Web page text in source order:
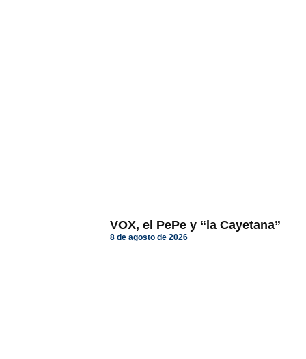
VOX, el PePe y “la Cayetana”
8 de agosto de 2026